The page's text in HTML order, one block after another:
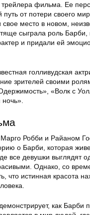
трейлера фильма. Ее
от потери своего
место в новом,
сыграла роль Барби,
и придали ей
голливудская
зрителей своими
«Волк с
Робби и Райаном
о Барби, которая
все девушки выглядят
Однако, со
что истинная красота
как Барби